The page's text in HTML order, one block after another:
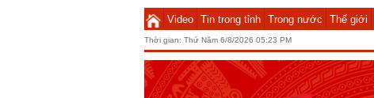
Video Tin trong tỉnh Trong nước Thế giới
Thời gian: Thứ Năm 6/8/2026 05:23 PM